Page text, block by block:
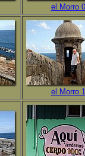
el Morro
el Morro